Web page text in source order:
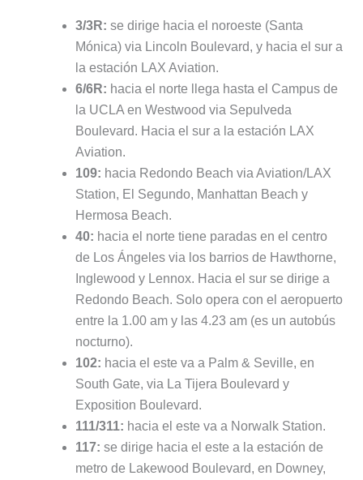
3/3R: se dirige hacia el noroeste (Santa
Mónica) via Lincoln Boulevard, y hacia el sur a
la estación LAX Aviation.
6/6R: hacia el norte llega hasta el Campus de
la UCLA en Westwood via Sepulveda
Boulevard. Hacia el sur a la estación LAX
Aviation.
109: hacia Redondo Beach via Aviation/LAX
Station, El Segundo, Manhattan Beach y
Hermosa Beach.
40: hacia el norte tiene paradas en el centro
de Los Ángeles via los barrios de Hawthorne,
Inglewood y Lennox. Hacia el sur se dirige a
Redondo Beach. Solo opera con el aeropuerto
entre la 1.00 am y las 4.23 am (es un autobús
nocturno).
102: hacia el este va a Palm & Seville, en
South Gate, via La Tijera Boulevard y
Exposition Boulevard.
111/311: hacia el este va a Norwalk Station.
117: se dirige hacia el este a la estación de
metro de Lakewood Boulevard, en Downey,